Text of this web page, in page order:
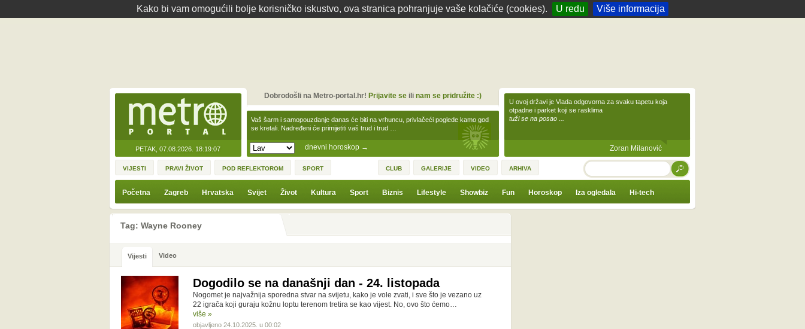
Kako bi vam omogućili bolje korisničko iskustvo, ova stranica pohranjuje vaše kolačiće (cookies). U redu Više informacija
PETAK, 07.08.2026. 18:19:07 dnevni horoskop →
Vaš šarm i samopouzdanje danas će biti na vrhuncu, privlačeći poglede kamo god
se kretali. Nadređeni će primijetiti vaš trud i trud …
Dobrodošli na Metro-portal.hr! Prijavite seili nam se pridružite :)
U ovoj državi je Vlada odgovorna za svaku tapetu koja
otpadne i parket koji se rasklima
tuži se na posao ...
Zoran Milanović
VIJESTI PRAVI ŽIVOT POD REFLEKTOROM SPORT CLUB GALERIJE VIDEO ARHIVA TRAŽI
Početna Zagreb Hrvatska Svijet Život Kultura Sport Biznis Lifestyle Showbiz Fun Horoskop Iza ogledala Hi-tech
Tag: Wayne Rooney
Vijesti Video
Dogodilo se na današnji dan - 24. listopada
Nogomet je najvažnija sporedna stvar na svijetu, kako je vole zvati, i sve što je vezano uz
22 igrača koji guraju kožnu loptu terenom tretira se kao vijest. No, ovo što ćemo…
više »
objavljeno 24.10.2025. u 00:02